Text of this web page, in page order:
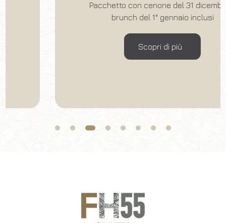
Prenota
Modifica prenotazione
Pacchetto con cenone del 31 dicembre e
brunch del 1° gennaio inclusi